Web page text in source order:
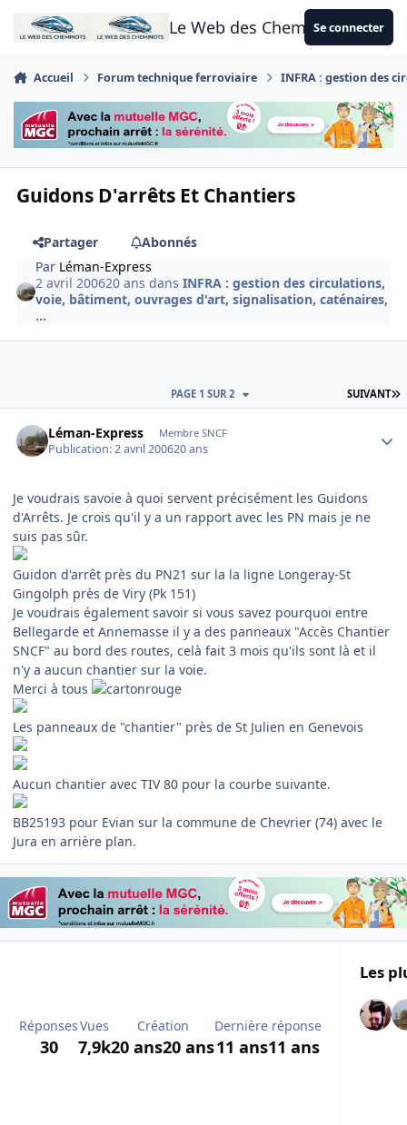
Aller au contenu
Le Web des CheminotsSe connecter
Accueil Forum technique ferroviaire INFRA : gestion des
Guidons D'arrêts Et Chantiers
Partager
Abonnés
Par Léman-Express
2 avril 200620 ans dansINFRA : gestion des circulations,
voie, bâtiment, ouvrages d'art, signalisation, caténaires,
...
SUIVANT
PAGE 1 SUR 2
Léman-Express Membre SNCF
Publication:2 avril 200620 ans
Je voudrais savoie à quoi servent précisément les Guidons
d'Arrêts. Je crois qu'il y a un rapport avec les PN mais je ne
suis pas sûr.
Guidon d'arrêt près du PN21 sur la la ligne Longeray-St
Gingolph près de Viry (Pk 151)
Je voudrais également savoir si vous savez pourquoi entre
Bellegarde et Annemasse il y a des panneaux "Accès Chantier
SNCF" au bord des routes, celà fait 3 mois qu'ils sont là et il
n'y a aucun chantier sur la voie.
Merci à tous
Les panneaux de "chantier" près de St Julien en Genevois
Aucun chantier avec TIV 80 pour la courbe suivante.
BB25193 pour Evian sur la commune de Chevrier (74) avec le
Jura en arrière plan.
Réponses
30
Vues
7,9k
Création
20 ans20 ans
Dernière réponse
11 ans11 ans
Les